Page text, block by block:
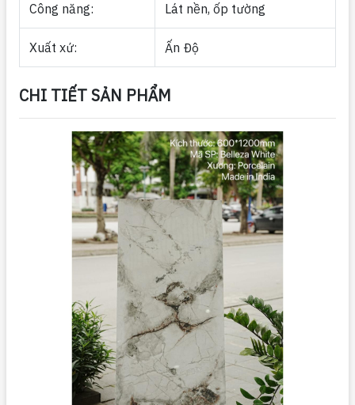
Công năng: Lát nền, ốp tường
Xuất xứ: Ấn Độ
CHI TIẾT SẢN PHẨM